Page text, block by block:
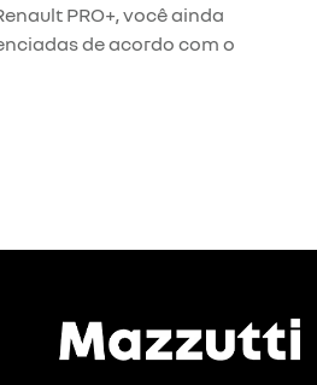
PRO+, você ainda
de acordo com o